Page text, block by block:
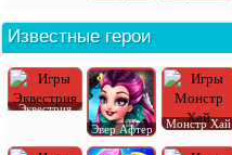
Известные герои
Эквестрия
Эвер Афтер
Монстр Хай